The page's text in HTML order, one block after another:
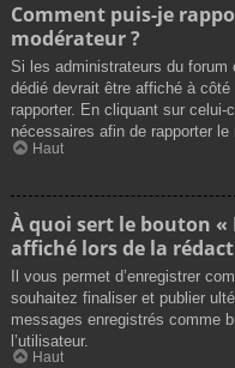
Comment puis-je
modérateur ?
Si les administrateurs du
dédié devrait être affiché à
rapporter. En cliquant sur
nécessaires afin de rapporter le
Haut
À quoi sert le bouton
affiché lors de la
Il vous permet d’enregistrer
souhaitez finaliser et publier
messages enregistrés comme
l’utilisateur.
Haut